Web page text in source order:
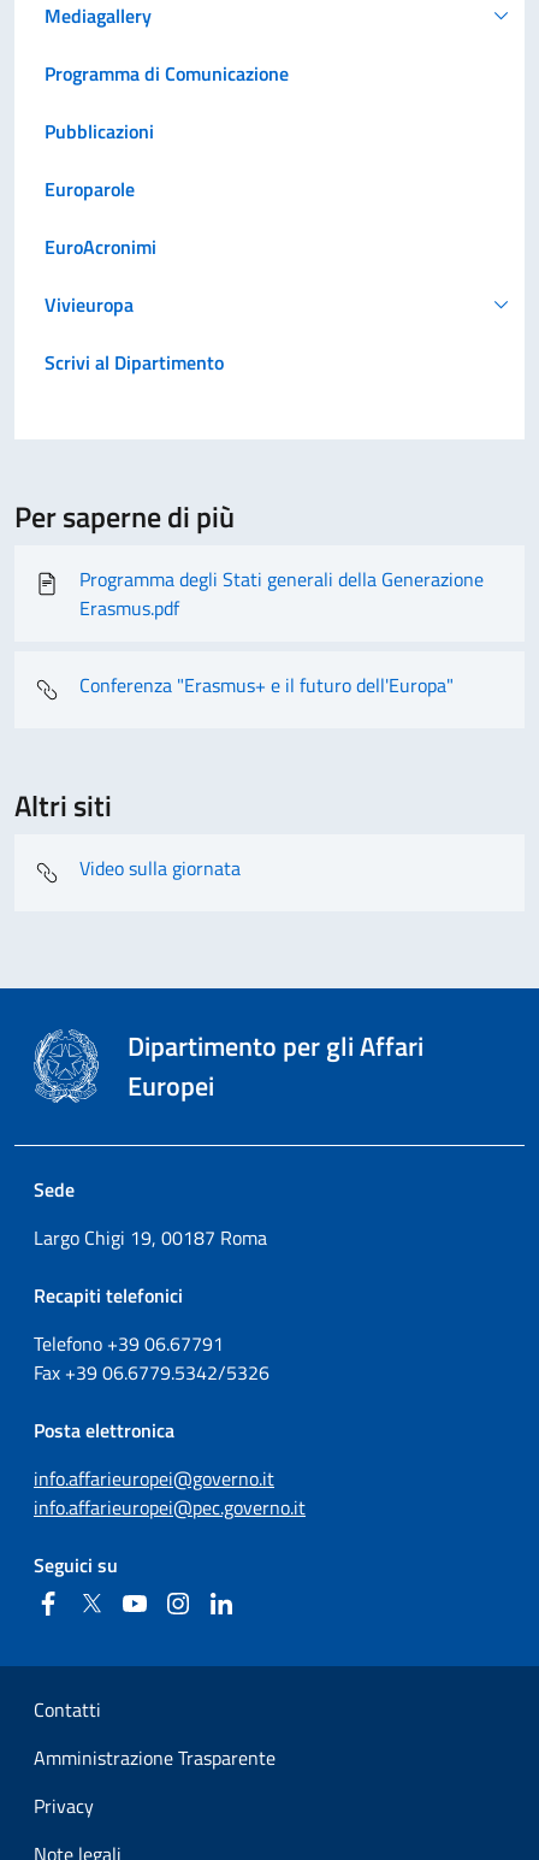
Mediagallery
Programma di Comunicazione
Pubblicazioni
Europarole
EuroAcronimi
Vivieuropa
Scrivi al Dipartimento
Per saperne di più
Programma degli Stati generali della Generazione
Erasmus.pdf
Conferenza "Erasmus+ e il futuro dell'Europa"
Altri siti
Video sulla giornata
Dipartimento per gli Affari
Europei
Sede
Largo Chigi 19, 00187 Roma
Recapiti telefonici
Telefono +3906.67791
Fax +3906.6779.5342/5326
Posta elettronica
info.affarieuropei@governo.it
info.affarieuropei@pec.governo.it
Seguici su
FacebookTwitter YouTubeInstagram
Sezione Link Utili
Contatti
Amministrazione Trasparente
Privacy
Note legali